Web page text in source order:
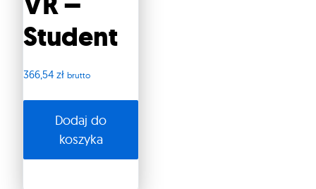
Student
366,54 zł brutto
Dodaj do
koszyka